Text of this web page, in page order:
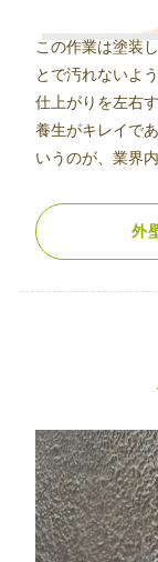
この作業は塗装
とで汚れないよ
仕上がりを左右
養生がキレイで
いうのが、業界
外